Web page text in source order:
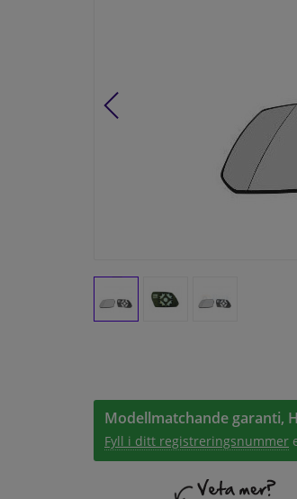
Modellmatchande garanti,
Fyll i ditt registreringsnummer